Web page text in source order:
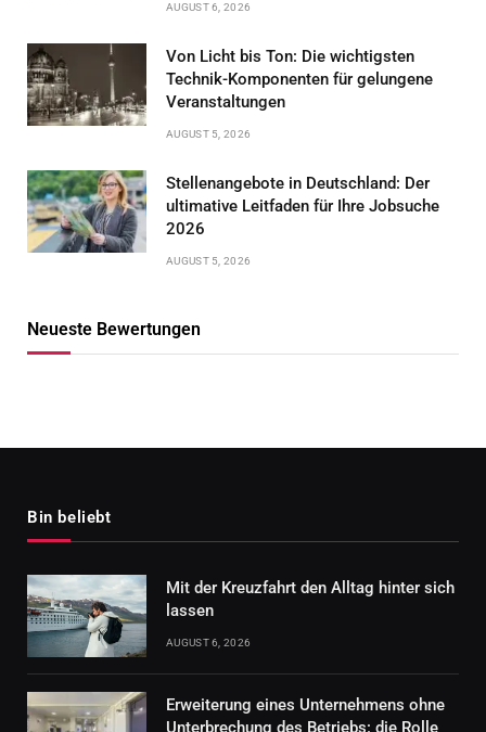
AUGUST 6, 2026
Von Licht bis Ton: Die wichtigsten
Technik-Komponenten für gelungene
Veranstaltungen
AUGUST 5, 2026
Stellenangebote in Deutschland: Der
ultimative Leitfaden für Ihre Jobsuche
2026
AUGUST 5, 2026
Neueste Bewertungen
Bin beliebt
Mit der Kreuzfahrt den Alltag hinter sich
lassen
AUGUST 6, 2026
Erweiterung eines Unternehmens ohne
Unterbrechung des Betriebs: die Rolle